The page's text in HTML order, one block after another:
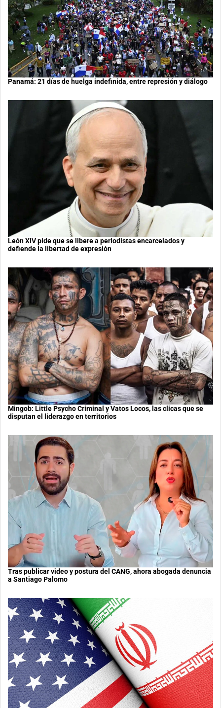
Panamá: 21 días de huelga indefinida, entre represión y diálogo
León XIV pide que se libere a periodistas encarcelados y
defiende la libertad de expresión
Mingob: Little Psycho Criminal y Vatos Locos, las clicas que se
disputan el liderazgo en territorios
Tras publicar video y postura del CANG, ahora abogada denuncia
a Santiago Palomo